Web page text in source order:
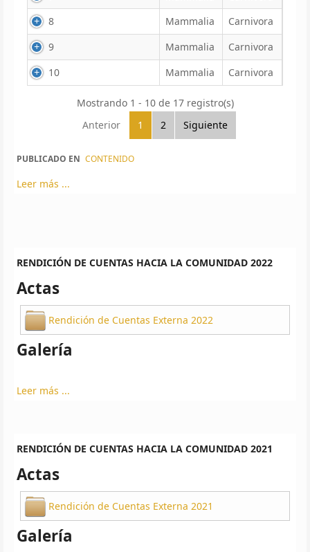
8
Mammalia
Carnivora
9
Mammalia
Carnivora
10
Mammalia Carnivora
Mostrando 1 - 10 de 17 registro(s)
Anterior
1 2 Siguiente
PUBLICADO EN CONTENIDO
Leer más ...
RENDICIÓN DE CUENTAS HACIA LA COMUNIDAD 2022
Actas
Rendición de Cuentas Externa 2022
Galería
Leer más ...
RENDICIÓN DE CUENTAS HACIA LA COMUNIDAD 2021
Actas
Rendición de Cuentas Externa 2021
Galería